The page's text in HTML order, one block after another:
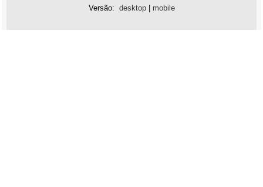
Versão: desktop| mobile